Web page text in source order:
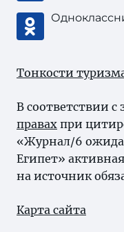
Тонкости
В соответствии с
правах при
«Журнал/6
Египет»
на источник
Карта сайта